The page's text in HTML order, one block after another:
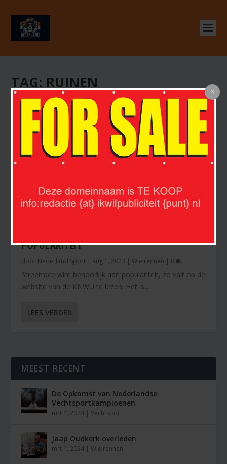
TAG: RUINEN
POPULARITEIT
door Nederland Sport | aug 1, 2023 | Wielrennen | 0
Streetrace wint behoorlijk aan populariteit, zo valt op de
website van de KNWU te lezen. Het is...
LEES VERDER
MEEST RECENT
De Opkomst van Nederlandse
Vechtsportkampioenen
mrt 4, 2024 |Vechtsport
Jaap Oudkerk overleden
mrt 1, 2024 | Wielrennen